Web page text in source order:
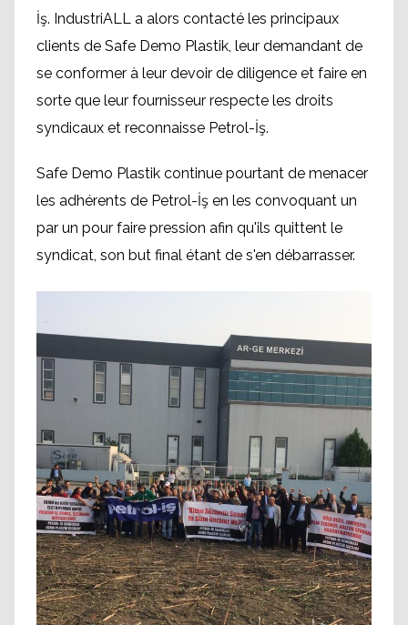
İş. IndustriALL a alors contacté les principaux
clients de Safe Demo Plastik, leur demandant de
se conformer à leur devoir de diligence et faire en
sorte que leur fournisseur respecte les droits
syndicaux et reconnaisse Petrol-İş.
Safe Demo Plastik continue pourtant de menacer
les adhérents de Petrol-İş en les convoquant un
par un pour faire pression afin qu'ils quittent le
syndicat, son but final étant de s'en débarrasser.